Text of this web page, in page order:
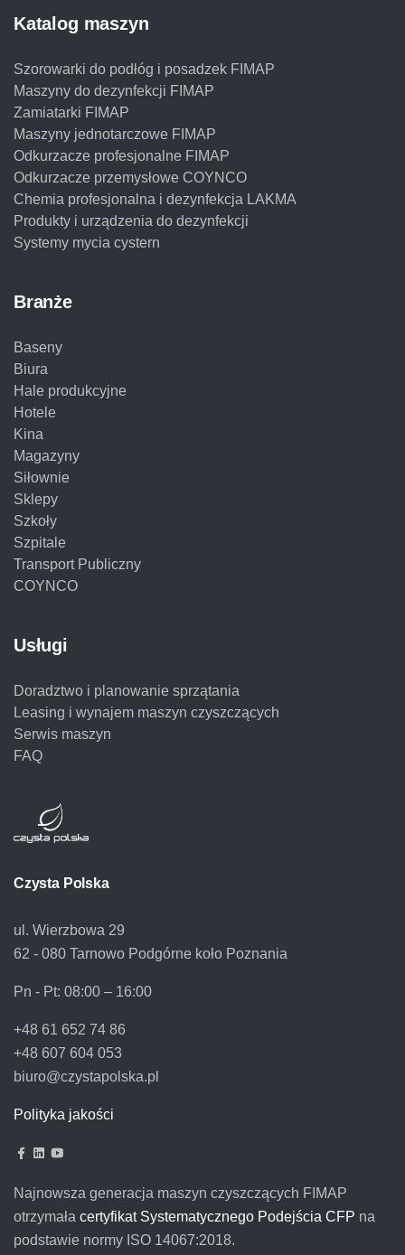
Katalog maszyn
Szorowarki do podłóg i posadzek FIMAP
Maszyny do dezynfekcji FIMAP
Zamiatarki FIMAP
Maszyny jednotarczowe FIMAP
Odkurzacze profesjonalne FIMAP
Odkurzacze przemysłowe COYNCO
Chemia profesjonalna i dezynfekcja LAKMA
Produkty i urządzenia do dezynfekcji
Systemy mycia cystern
Branże
Baseny
Biura
Hale produkcyjne
Hotele
Kina
Magazyny
Siłownie
Sklepy
Szkoły
Szpitale
Transport Publiczny
COYNCO
Usługi
Doradztwo i planowanie sprzątania
Leasing i wynajem maszyn czyszczących
Serwis maszyn
FAQ
Czysta Polska
ul. Wierzbowa 29
62 - 080 Tarnowo Podgórne koło Poznania
Pn - Pt: 08:00 – 16:00
+48 61 652 74 86
+48 607 604 053
biuro@czystapolska.pl
Polityka jakości
Najnowsza generacja maszyn czyszczących FIMAP
otrzymała certyfikat Systematycznego Podejścia CFP na
podstawie normy ISO 14067:2018.